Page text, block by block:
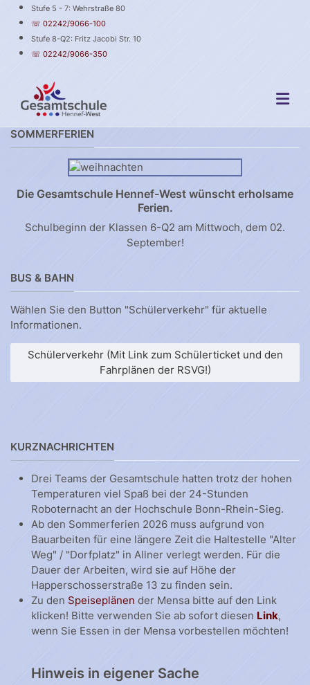
Stufe 5 - 7: Wehrstraße 80
☏ 02242/9066-100
Stufe 8-Q2: Fritz Jacobi Str. 10
☏ 02242/9066-350
SOMMERFERIEN
Die Gesamtschule Hennef-West wünscht erholsame
Ferien.
Schulbeginn der Klassen 6-Q2 am Mittwoch, dem 02.
September!
BUS & BAHN
Wählen Sie den Button "Schülerverkehr" für aktuelle
Informationen.
Schülerverkehr (Mit Link zum Schülerticket und den
Fahrplänen der RSVG!)
KURZNACHRICHTEN
Drei Teams der Gesamtschule hatten trotz der hohen
Temperaturen viel Spaß bei der 24-Stunden
Roboternacht an der Hochschule Bonn-Rhein-Sieg.
Ab den Sommerferien 2026 muss aufgrund von
Bauarbeiten für eine längere Zeit die Haltestelle "Alter
Weg" / "Dorfplatz" in Allner verlegt werden. Für die
Dauer der Arbeiten, wird sie auf Höhe der
Happerschosserstraße 13 zu finden sein.
Zu den Speiseplänen der Mensa bitte auf den Link
klicken! Bitte verwenden Sie ab sofort diesen Link,
wenn Sie Essen in der Mensa vorbestellen möchten!
Hinweis in eigener Sache